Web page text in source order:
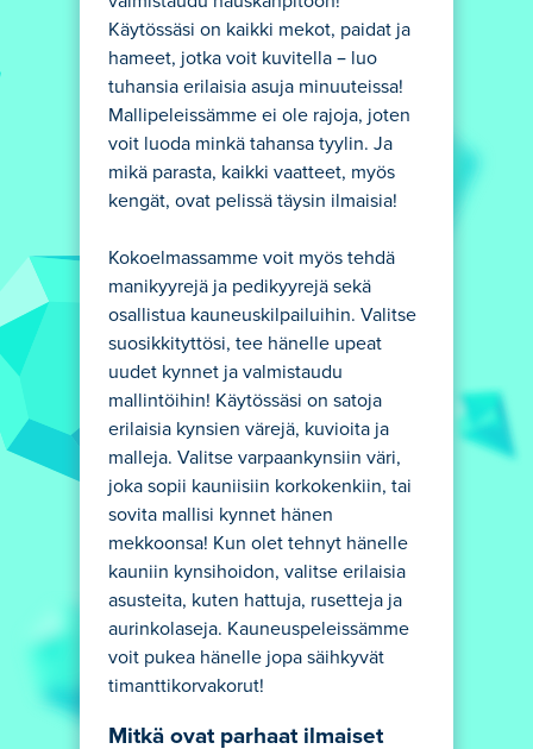
Käytössäsi on kaikki mekot, paidat ja
hameet, jotka voit kuvitella – luo
tuhansia erilaisia asuja minuuteissa!
Mallipeleissämme ei ole rajoja, joten
voit luoda minkä tahansa tyylin. Ja
mikä parasta, kaikki vaatteet, myös
kengät, ovat pelissä täysin ilmaisia!
Kokoelmassamme voit myös tehdä
manikyyrejä ja pedikyyrejä sekä
osallistua kauneuskilpailuihin. Valitse
suosikkityttösi, tee hänelle upeat
uudet kynnet ja valmistaudu
mallintöihin! Käytössäsi on satoja
erilaisia kynsien värejä, kuvioita ja
malleja. Valitse varpaankynsiin väri,
joka sopii kauniisiin korkokenkiin, tai
sovita mallisi kynnet hänen
mekkoonsa! Kun olet tehnyt hänelle
kauniin kynsihoidon, valitse erilaisia
asusteita, kuten hattuja, rusetteja ja
aurinkolaseja. Kauneuspeleissämme
voit pukea hänelle jopa säihkyvät
timanttikorvakorut!
Mitkä ovat parhaat ilmaiset